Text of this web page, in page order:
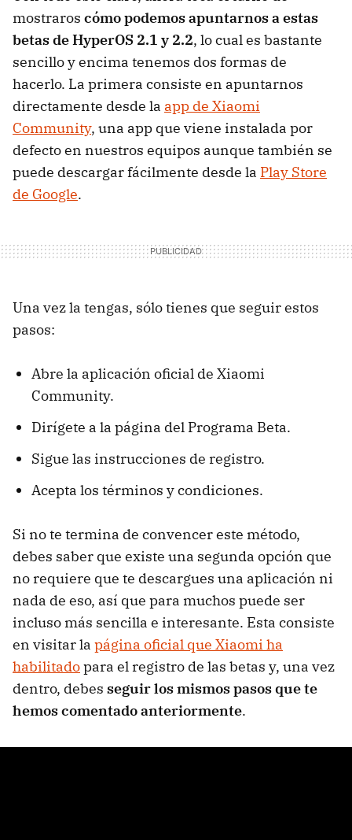
mostraros cómo podemos apuntarnos a estas
betas de HyperOS 2.1 y 2.2, lo cual es bastante
sencillo y encima tenemos dos formas de
hacerlo. La primera consiste en apuntarnos
directamente desde la app de Xiaomi
Community, una app que viene instalada por
defecto en nuestros equipos aunque también se
puede descargar fácilmente desde la Play Store
de Google.
Una vez la tengas, sólo tienes que seguir estos
pasos:
Abre la aplicación oficial de Xiaomi
Community.
Dirígete a la página del Programa Beta.
Sigue las instrucciones de registro.
Acepta los términos y condiciones.
Si no te termina de convencer este método,
debes saber que existe una segunda opción que
no requiere que te descargues una aplicación ni
nada de eso, así que para muchos puede ser
incluso más sencilla e interesante. Esta consiste
en visitar la página oficial que Xiaomi ha
habilitadopara el registro de las betas y, una vez
dentro, debes seguir los mismos pasos que te
hemos comentado anteriormente.